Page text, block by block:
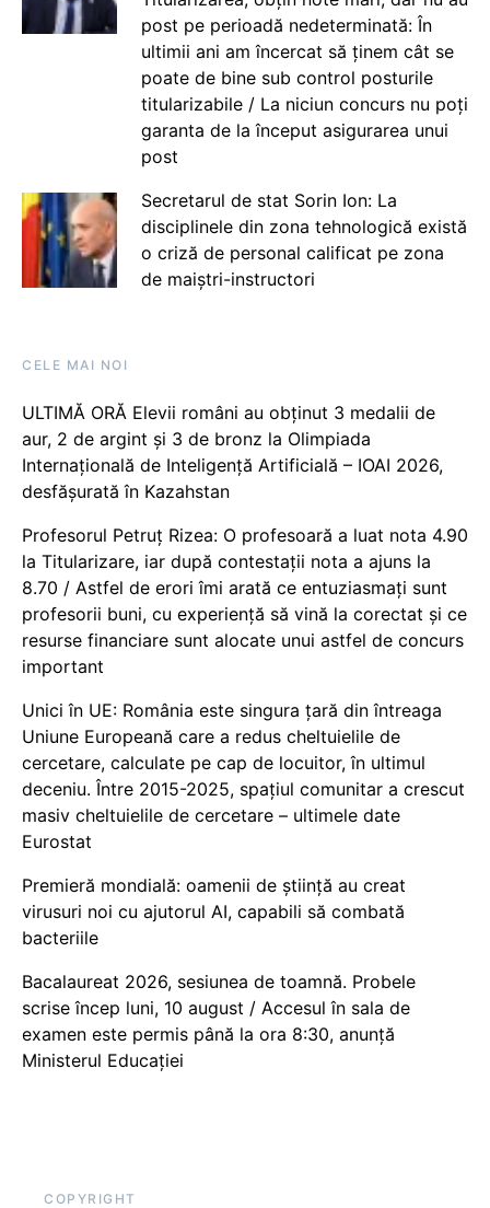
post pe perioadă nedeterminată: În
ultimii ani am încercat să ținem cât se
poate de bine sub control posturile
titularizabile / La niciun concurs nu poți
garanta de la început asigurarea unui
post
Secretarul de stat Sorin Ion: La
disciplinele din zona tehnologică există
o criză de personal calificat pe zona
de maiștri-instructori
CELE MAI NOI
ULTIMĂ ORĂ Elevii români au obținut 3 medalii de
aur, 2 de argint și 3 de bronz la Olimpiada
Internațională de Inteligență Artificială – IOAI 2026,
desfășurată în Kazahstan
Profesorul Petruț Rizea: O profesoară a luat nota 4.90
la Titularizare, iar după contestații nota a ajuns la
8.70 / Astfel de erori îmi arată ce entuziasmați sunt
profesorii buni, cu experiență să vină la corectat și ce
resurse financiare sunt alocate unui astfel de concurs
important
Unici în UE: România este singura țară din întreaga
Uniune Europeană care a redus cheltuielile de
cercetare, calculate pe cap de locuitor, în ultimul
deceniu. Între 2015-2025, spațiul comunitar a crescut
masiv cheltuielile de cercetare – ultimele date
Eurostat
Premieră mondială: oamenii de știință au creat
virusuri noi cu ajutorul AI, capabili să combată
bacteriile
Bacalaureat 2026, sesiunea de toamnă. Probele
scrise încep luni, 10 august / Accesul în sala de
examen este permis până la ora 8:30, anunță
Ministerul Educației
COPYRIGHT